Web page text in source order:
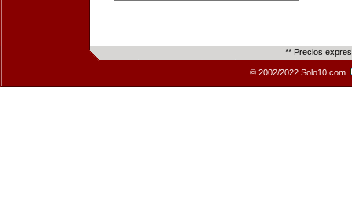
** Precios
© 2002/2022 Solo10.com